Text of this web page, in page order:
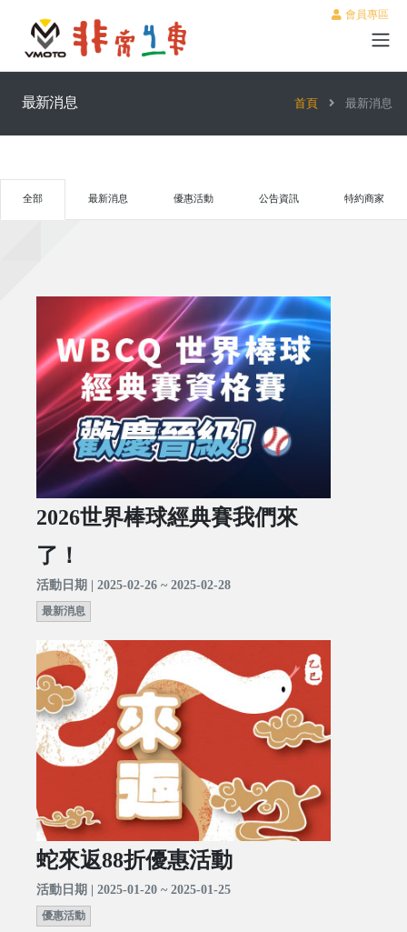
會員專區
最新消息 首頁 最新消息
全部 最新消息 優惠活動 公告資訊 特約商家
2026世界棒球經典賽我們來
了！
活動日期 | 2025-02-26 ~ 2025-02-28
最新消息
蛇來返88折優惠活動
活動日期 | 2025-01-20 ~ 2025-01-25
優惠活動